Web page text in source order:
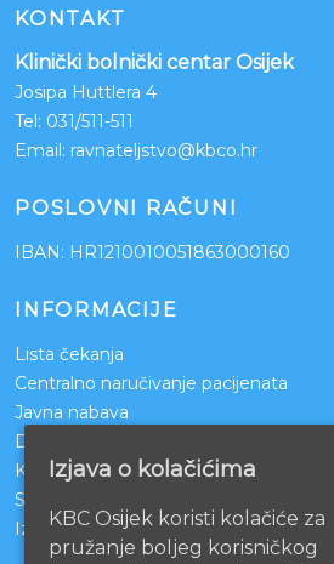
KONTAKT
Klinički bolnički centar Osijek
Josipa Huttlera 4
Tel: 031/511-511
Email: ravnateljstvo@kbco.hr
POSLOVNI RAČUNI
IBAN: HR1210010051863000160
INFORMACIJE
Lista čekanja
Centralno naručivanje pacijenata
Javna nabava
Darivanje krvi
KBCO Webmail
Sestrinstvo KBC Osijek
Izjava o pristupačnosti mrežnih stranica
Izjava o kolačićima
KBC Osijek koristi kolačiće za
pružanje boljeg korisničkog